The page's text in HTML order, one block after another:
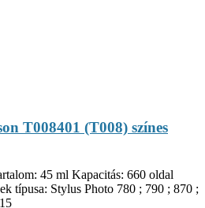
T008401 (T008) színes
45 ml Kapacitás: 660 oldal
típusa: Stylus Photo 780 ; 790 ; 870 ;